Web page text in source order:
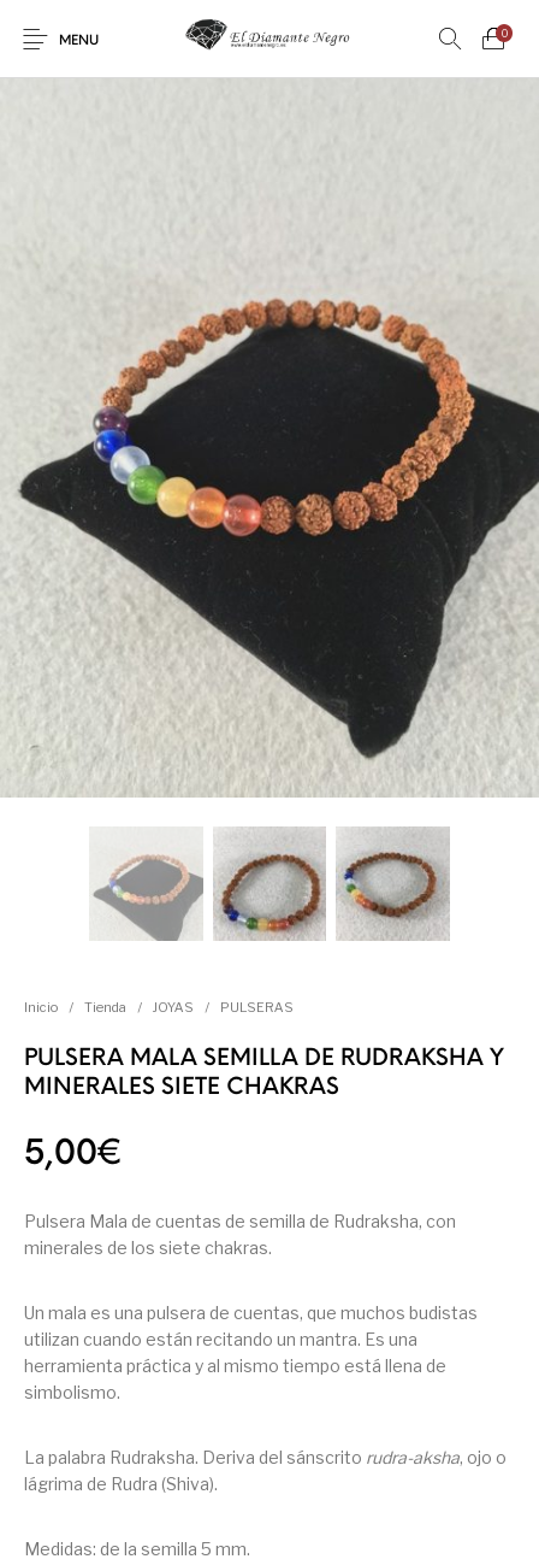
MENU
0
FÓSILES METEORITOS
Inicio / Tienda / JOYAS / PULSERAS
PULSERA MALA SEMILLA DE RUDRAKSHA Y
MINERALES SIETE CHAKRAS
5,00€
Pulsera Mala de cuentas de semilla de Rudraksha, con
minerales de los siete chakras.
Un mala es una pulsera de cuentas, que muchos budistas
utilizan cuando están recitando un mantra. Es una
herramienta práctica y al mismo tiempo está llena de
simbolismo.
La palabra Rudraksha. Deriva del sánscrito rudra-aksha, ojo o
lágrima de Rudra (Shiva).
Medidas: de la semilla 5 mm.